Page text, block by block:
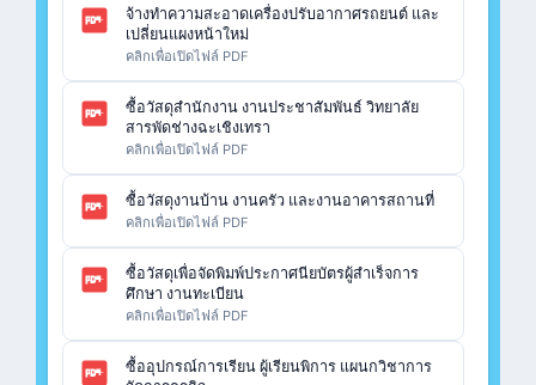
จ้างทำความสะอาดเครื่องปรับอากาศรถยนต์ และ
เปลี่ยนแผงหน้าใหม่
คลิกเพื่อเปิดไฟล์ PDF
ซื้อวัสดุสำนักงาน งานประชาสัมพันธ์ วิทยาลัย
สารพัดช่างฉะเชิงเทรา
คลิกเพื่อเปิดไฟล์ PDF
ซื้อวัสดุงานบ้าน งานครัว และงานอาคารสถานที่
คลิกเพื่อเปิดไฟล์ PDF
ซื้อวัสดุเพื่อจัดพิมพ์ประกาศนียบัตรผู้สำเร็จการ
ศึกษา งานทะเบียน
คลิกเพื่อเปิดไฟล์ PDF
ซื้ออุปกรณ์การเรียน ผู้เรียนพิการ แผนกวิชาการ